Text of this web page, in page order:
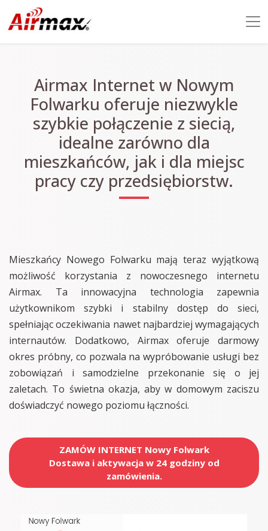
Airmax Internet w Nowym
Folwarku oferuje niezwykle
szybkie połączenie z siecią,
idealne zarówno dla
mieszkańców, jak i dla miejsc
pracy czy przedsiębiorstw.
Mieszkańcy Nowego Folwarku mają teraz wyjątkową
możliwość korzystania z nowoczesnego internetu
Airmax. Ta innowacyjna technologia zapewnia
użytkownikom szybki i stabilny dostęp do sieci,
spełniając oczekiwania nawet najbardziej wymagających
internautów. Dodatkowo, Airmax oferuje darmowy
okres próbny, co pozwala na wypróbowanie usługi bez
zobowiązań i samodzielne przekonanie się o jej
zaletach. To świetna okazja, aby w domowym zaciszu
doświadczyć nowego poziomu łączności.
ZAMÓW INTERNET Nowy Folwark
Dostawa i aktywacja w 24 godziny od
zamówienia.